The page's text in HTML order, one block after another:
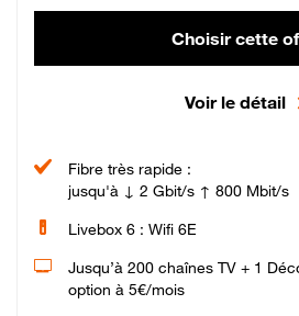
Choisir cette
Voir le détail
Fibre très rapide :
jusqu'à ↓ 2 Gbit/s ↑ 800 Mbit/s
Livebox 6 : Wifi 6E
Jusqu’à 200 chaînes TV + 1
option à 5€/mois